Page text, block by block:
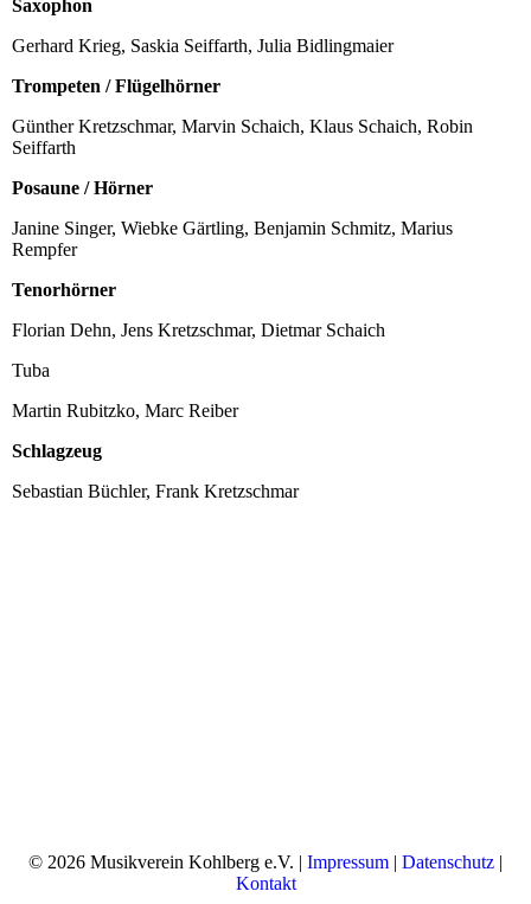
Saxophon
Gerhard Krieg, Saskia Seiffarth, Julia Bidlingmaier
Trompeten / Flügelhörner
Günther Kretzschmar, Marvin Schaich, Klaus Schaich, Robin
Seiffarth
Posaune / Hörner
Janine Singer, Wiebke Gärtling, Benjamin Schmitz, Marius
Rempfer
Tenorhörner
Florian Dehn, Jens Kretzschmar, Dietmar Schaich
Tuba
Martin Rubitzko, Marc Reiber
Schlagzeug
Sebastian Büchler, Frank Kretzschmar
© 2026 Musikverein Kohlberg e.V. | Impressum | Datenschutz |
Kontakt